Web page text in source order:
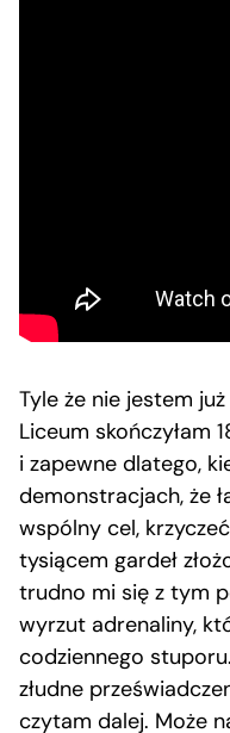
Tyle że nie jestem
Liceum skończyłam
i zapewne dlatego,
demonstracjach, że
wspólny cel,
tysiącem gardeł
trudno mi się z tym
wyrzut adrenaliny,
codziennego
złudne
czytam dalej. Może